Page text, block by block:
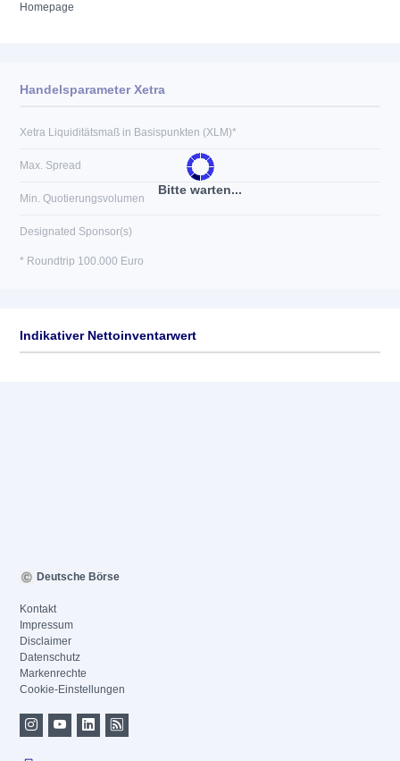
Homepage
Bitte warten...
Handelsparameter Xetra
Xetra Liquiditätsmaß in Basispunkten (XLM)*
Max. Spread
Min. Quotierungsvolumen
Designated Sponsor(s)
* Roundtrip 100.000 Euro
Indikativer Nettoinventarwert
Deutsche Börse
Kontakt
Impressum
Disclaimer
Datenschutz
Markenrechte
Cookie-Einstellungen